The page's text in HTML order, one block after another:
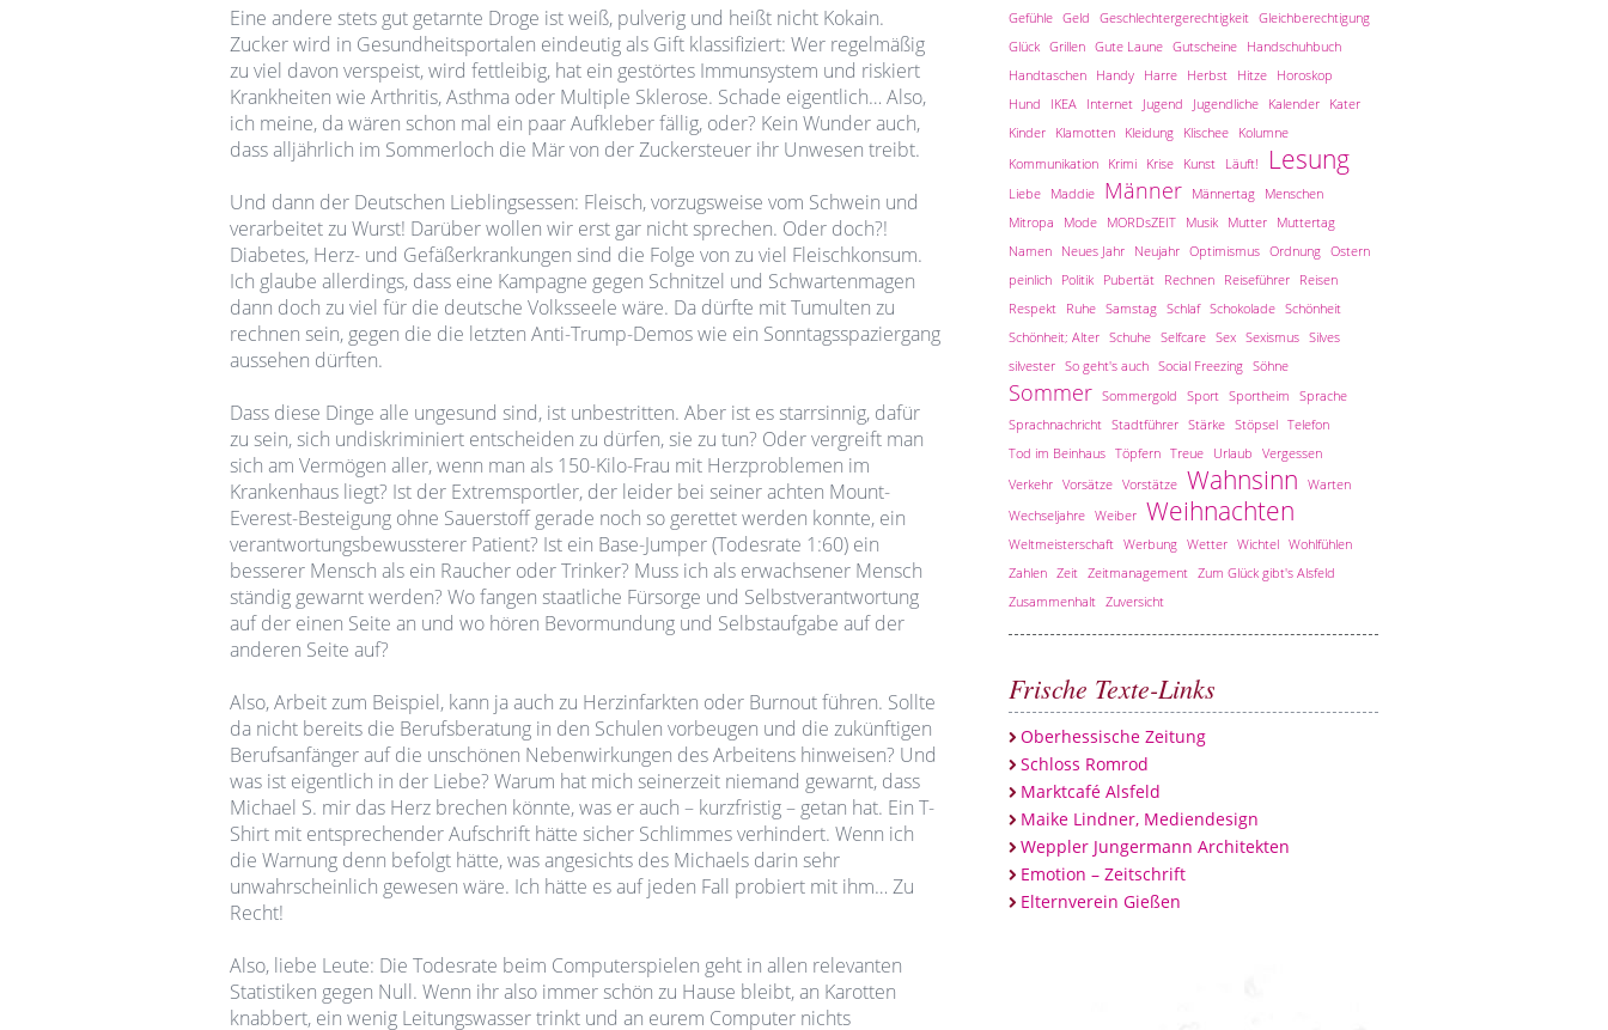
Eine andere stets gut getarnte Droge ist weiß, pulverig und heißt nicht Kokain.
Zucker wird in Gesundheitsportalen eindeutig als Gift klassifiziert: Wer regelmäßig
zu viel davon verspeist, wird fettleibig, hat ein gestörtes Immunsystem und riskiert
Krankheiten wie Arthritis, Asthma oder Multiple Sklerose. Schade eigentlich… Also,
ich meine, da wären schon mal ein paar Aufkleber fällig, oder? Kein Wunder auch,
dass alljährlich im Sommerloch die Mär von der Zuckersteuer ihr Unwesen treibt.
Und dann der Deutschen Lieblingsessen: Fleisch, vorzugsweise vom Schwein und
verarbeitet zu Wurst! Darüber wollen wir erst gar nicht sprechen. Oder doch?!
Diabetes, Herz- und Gefäßerkrankungen sind die Folge von zu viel Fleischkonsum.
Ich glaube allerdings, dass eine Kampagne gegen Schnitzel und Schwartenmagen
dann doch zu viel für die deutsche Volksseele wäre. Da dürfte mit Tumulten zu
rechnen sein, gegen die die letzten Anti-Trump-Demos wie ein Sonntagsspaziergang
aussehen dürften.
Dass diese Dinge alle ungesund sind, ist unbestritten. Aber ist es starrsinnig, dafür
zu sein, sich undiskriminiert entscheiden zu dürfen, sie zu tun? Oder vergreift man
sich am Vermögen aller, wenn man als 150-Kilo-Frau mit Herzproblemen im
Krankenhaus liegt? Ist der Extremsportler, der leider bei seiner achten Mount-
Everest-Besteigung ohne Sauerstoff gerade noch so gerettet werden konnte, ein
verantwortungsbewussterer Patient? Ist ein Base-Jumper (Todesrate 1:60) ein
besserer Mensch als ein Raucher oder Trinker? Muss ich als erwachsener Mensch
ständig gewarnt werden? Wo fangen staatliche Fürsorge und Selbstverantwortung
auf der einen Seite an und wo hören Bevormundung und Selbstaufgabe auf der
anderen Seite auf?
Also, Arbeit zum Beispiel, kann ja auch zu Herzinfarkten oder Burnout führen. Sollte
da nicht bereits die Berufsberatung in den Schulen vorbeugen und die zukünftigen
Berufsanfänger auf die unschönen Nebenwirkungen des Arbeitens hinweisen? Und
was ist eigentlich in der Liebe? Warum hat mich seinerzeit niemand gewarnt, dass
Michael S. mir das Herz brechen könnte, was er auch – kurzfristig – getan hat. Ein T-
Shirt mit entsprechender Aufschrift hätte sicher Schlimmes verhindert. Wenn ich
die Warnung denn befolgt hätte, was angesichts des Michaels darin sehr
unwahrscheinlich gewesen wäre. Ich hätte es auf jeden Fall probiert mit ihm… Zu
Recht!
Also, liebe Leute: Die Todesrate beim Computerspielen geht in allen relevanten
Statistiken gegen Null. Wenn ihr also immer schön zu Hause bleibt, an Karotten
knabbert, ein wenig Leitungswasser trinkt und an eurem Computer nichts
Gefühle Geld Geschlechtergerechtigkeit Gleichberechtigung
Glück Grillen Gute Laune Gutscheine
Handschuhbuch
Handtaschen
Handy Harre Herbst Hitze
Horoskop
Hund
IKEA Internet Jugend Jugendliche Kalender
Kater
Kinder
Klamotten Kleidung Klischee
Kolumne
Kommunikation
Krimi Krise Kunst Läuft! Lesung
Liebe Maddie Männer Männertag
Menschen
Mitropa
Mode MORDsZEIT Musik Mutter
Muttertag
Namen
Neues Jahr Neujahr Optimismus Ordnung Ostern
peinlich
Politik Pubertät Rechnen Reiseführer
Reisen
Respekt
Ruhe Samstag Schlaf Schokolade Schönheit
Schönheit; Alter Schuhe Selfcare Sex Sexismus Silves
silvester So geht's auch Social Freezing Söhne
Sommer Sommergold Sport Sportheim Sprache
Sprachnachricht Stadtführer Stärke Stöpsel Telefon
Tod im Beinhaus Töpfern Treue Urlaub Vergessen
Verkehr Vorsätze Vorstätze Wahnsinn Warten
Wechseljahre Weiber Weihnachten
Weltmeisterschaft Werbung Wetter Wichtel Wohlfühlen
Zahlen Zeit Zeitmanagement Zum Glück gibt's Alsfeld
Zusammenhalt Zuversicht
Frische Texte-Links
Oberhessische Zeitung
Schloss Romrod
Marktcafé Alsfeld
Maike Lindner, Mediendesign
Weppler Jungermann Architekten
Emotion – Zeitschrift
Elternverein Gießen